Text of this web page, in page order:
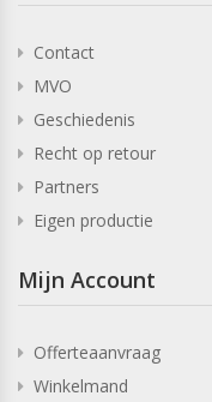
Contact
MVO
Geschiedenis
Recht op retour
Partners
Eigen productie
Mijn Account
Offerteaanvraag
Winkelmand